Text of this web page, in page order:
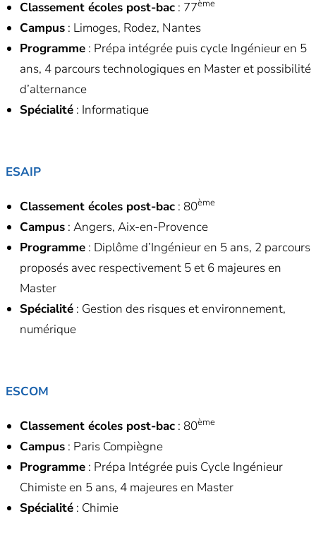
Classement écoles post-bac: 77ème
Campus: Limoges, Rodez, Nantes
Programme: Prépa intégrée puis cycle Ingénieur en 5
ans, 4 parcours technologiques en Master et possibilité
d’alternance
Spécialité: Informatique
ESAIP
Classement écoles post-bac: 80ème
Campus: Angers, Aix-en-Provence
Programme: Diplôme d’Ingénieur en 5 ans, 2 parcours
proposés avec respectivement 5 et 6 majeures en
Master
Spécialité: Gestion des risques et environnement,
numérique
ESCOM
Classement écoles post-bac: 80ème
Campus: Paris Compiègne
Programme: Prépa Intégrée puis Cycle Ingénieur
Chimiste en 5 ans, 4 majeures en Master
Spécialité: Chimie